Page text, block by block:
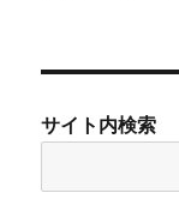
サイト内検索